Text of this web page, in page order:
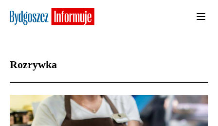
Rozrywka